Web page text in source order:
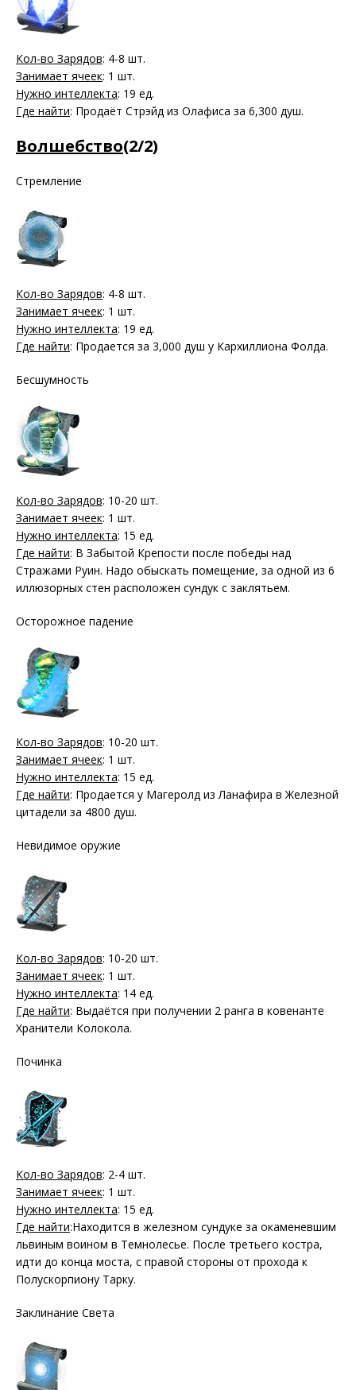
Кол-во Зарядов: 4-8 шт.
Занимает ячеек: 1 шт.
Нужно интеллекта: 19 ед.
Где найти: Продаёт Стрэйд из Олафиса за 6,300 душ.
Волшебство(2/2)
Стремление
Кол-во Зарядов: 4-8 шт.
Занимает ячеек: 1 шт.
Нужно интеллекта: 19 ед.
Где найти: Продается за 3,000 душ у Кархиллиона Фолда.
Бесшумность
Кол-во Зарядов: 10-20 шт.
Занимает ячеек: 1 шт.
Нужно интеллекта: 15 ед.
Где найти: В Забытой Крепости после победы над
Стражами Руин. Надо обыскать помещение, за одной из 6
иллюзорных стен расположен сундук с заклятьем.
Осторожное падение
Кол-во Зарядов: 10-20 шт.
Занимает ячеек: 1 шт.
Нужно интеллекта: 15 ед.
Где найти: Продается у Магеролд из Ланафира в Железной
цитадели за 4800 душ.
Невидимое оружие
Кол-во Зарядов: 10-20 шт.
Занимает ячеек: 1 шт.
Нужно интеллекта: 14 ед.
Где найти: Выдаётся при получении 2 ранга в ковенанте
Хранители Колокола.
Починка
Кол-во Зарядов: 2-4 шт.
Занимает ячеек: 1 шт.
Нужно интеллекта: 15 ед.
Где найти:Находится в железном сундуке за окаменевшим
львиным воином в Темнолесье. После третьего костра,
идти до конца моста, с правой стороны от прохода к
Полускорпиону Тарку.
Заклинание Света